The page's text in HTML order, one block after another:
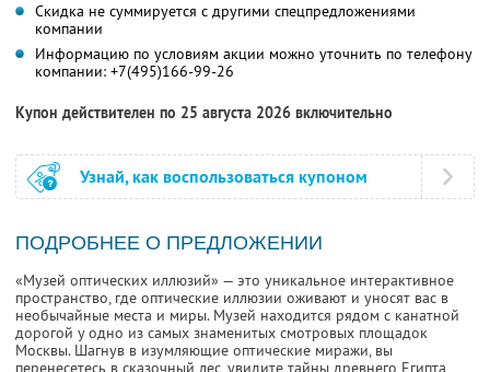
Скидка не суммируется с другими спецпредложениями
компании
Информацию по условиям акции можно уточнить по телефону
компании: +7(495)166-99-26
Купон действителен по 25 августа 2026 включительно
Узнай, как воспользоваться купоном
ПОДРОБНЕЕ О ПРЕДЛОЖЕНИИ
«Музей оптических иллюзий» — это уникальное интерактивное
пространство, где оптические иллюзии оживают и уносят вас в
необычайные места и миры. Музей находится рядом с канатной
дорогой у одно из самых знаменитых смотровых площадок
Москвы. Шагнув в изумляющие оптические миражи, вы
перенесетесь в сказочный лес, увидите тайны древнего Египта,